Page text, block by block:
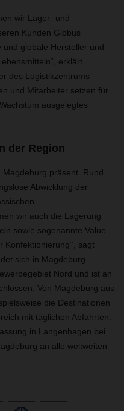
wir Lager- und
Kunden Globus
globale Hersteller und
erklärt
des Logistikzentrums
und Mitarbeiter setzen für
ausgelegtes
der Region
Magdeburg präsent. Rund
Abwicklung der
wir auch die Lagerung
sowie sogenannte Value
sagt
sich in Magdeburg
Nord und ist an
Von Magdeburg aus
die Destinationen
mit täglichen Abfahrten.
in Langenhagen bei
an alle weltweiten